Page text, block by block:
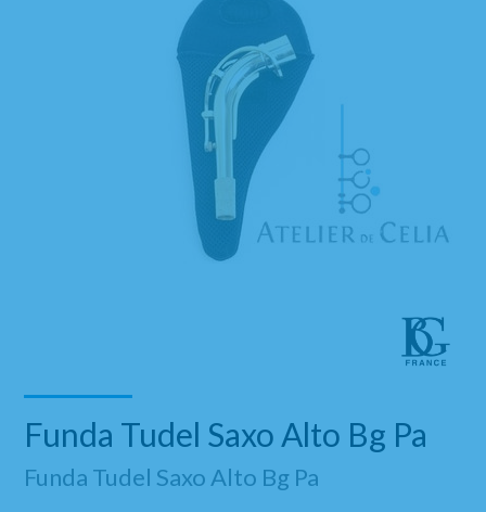
Funda Tudel Saxo Alto Bg Pa
Funda Tudel Saxo Alto Bg Pa